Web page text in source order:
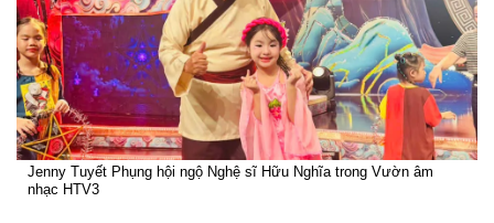
Jenny Tuyết Phụng hội ngộ Nghệ sĩ Hữu Nghĩa trong Vườn âm
nhạc HTV3